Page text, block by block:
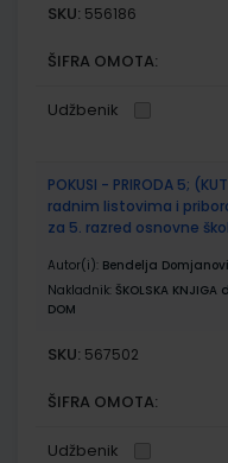
SKU: 556186
ŠIFRA OMOTA:
Udžbenik
POKUSI - PRIRODA 5;
radnim listovima i
za 5. razred osnovne
Autor(i): Bendelja
Nakladnik: ŠKOLSKA KNJIGA
DOM
SKU: 567502
ŠIFRA OMOTA:
Udžbenik